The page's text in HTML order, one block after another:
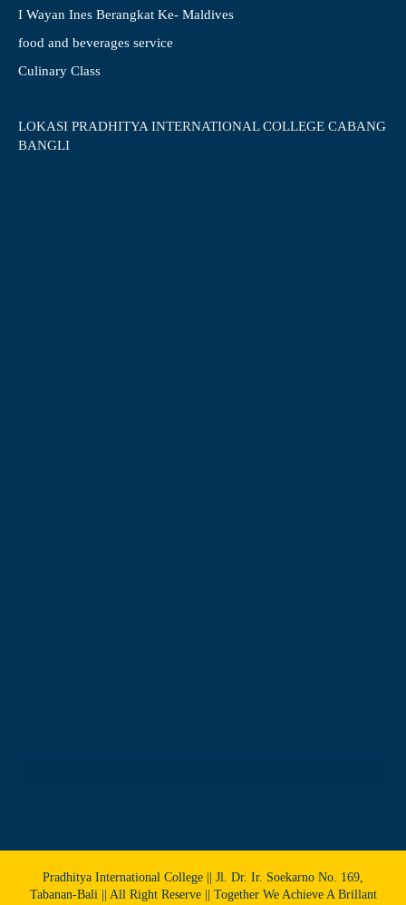
I Wayan Ines Berangkat Ke- Maldives
food and beverages service
Culinary Class
LOKASI PRADHITYA INTERNATIONAL COLLEGE CABANG
BANGLI
Pradhitya International College || Jl. Dr. Ir. Soekarno No. 169,
Tabanan-Bali || All Right Reserve || Together We Achieve A Brillant